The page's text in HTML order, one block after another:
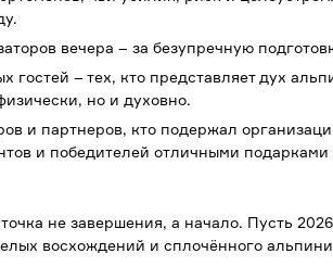
вечера – за безупречную
гостей – тех, кто представляет дух
но и духовно.
и партнеров, кто подержал
и победителей отличными подарками
не завершения, а начало. Пусть
восхождений и сплочённого